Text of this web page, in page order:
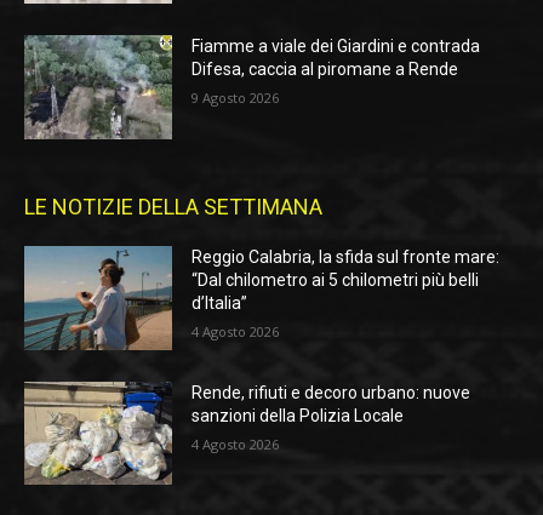
Fiamme a viale dei Giardini e contrada
Difesa, caccia al piromane a Rende
9 Agosto 2026
LE NOTIZIE DELLA SETTIMANA
Reggio Calabria, la sfida sul fronte mare:
“Dal chilometro ai 5 chilometri più belli
d’Italia”
4 Agosto 2026
Rende, rifiuti e decoro urbano: nuove
sanzioni della Polizia Locale
4 Agosto 2026